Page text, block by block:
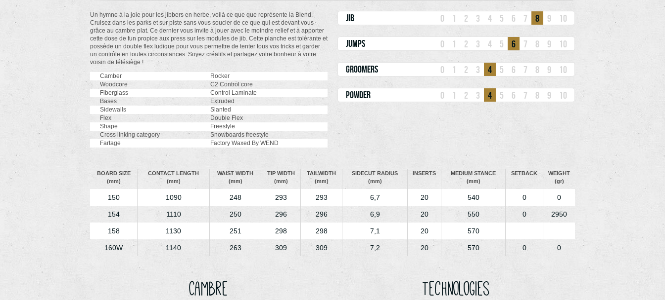
Un hymne à la joie pour les jibbers en herbe, voilà ce que que représente la Blend.
Cruisez dans les parks et sur piste sans vous soucier de ce que qui est devant vous
grâce au cambre plat. Ce dernier vous invite à jouer avec le moindre relief et à apporter
cette dose de fun propice aux press sur les modules de jib. Cette planche est tolérante et
possède un double flex ludique pour vous permettre de tenter tous vos tricks et garder
un contrôle en toutes circonstances. Soyez créatifs et partagez votre bonheur à votre
voisin de télésiège !
Camber
Rocker
Woodcore
C2 Control core
Fiberglass
Control Laminate
Bases
Extruded
Sidewalls
Slanted
Flex
Double Flex
Shape
Freestyle
Cross linking category
Snowboards freestyle
Fartage
Factory Waxed By WEND
jib 0 1 2 3 4 5 6 7 8 9 10
jumps 0 1 2 3 4 5 6 7 8 9 10
groomers 0 1 2 3 4 5 6 7 8 9 10
powder 0 1 2 3 4 5 6 7 8 9 10
BOARD SIZE
(mm)
CONTACT LENGTH
(mm)
WAIST WIDTH
(mm)
TIP WIDTH
(mm)
TAILWIDTH
(mm)
SIDECUT RADIUS
(mm)
INSERTS
MEDIUM STANCE
(mm)
SETBACK
WEIGHT
(gr)
150 1090 248 293 293 6,7 20 540 0 0
154 1110 250 296 296 6,9 20 550 0 2950
158 1130 251 298 298 7,1 20 570
160W 1140 263 309 309 7,2 20 570 0 0
Cambre Technologies